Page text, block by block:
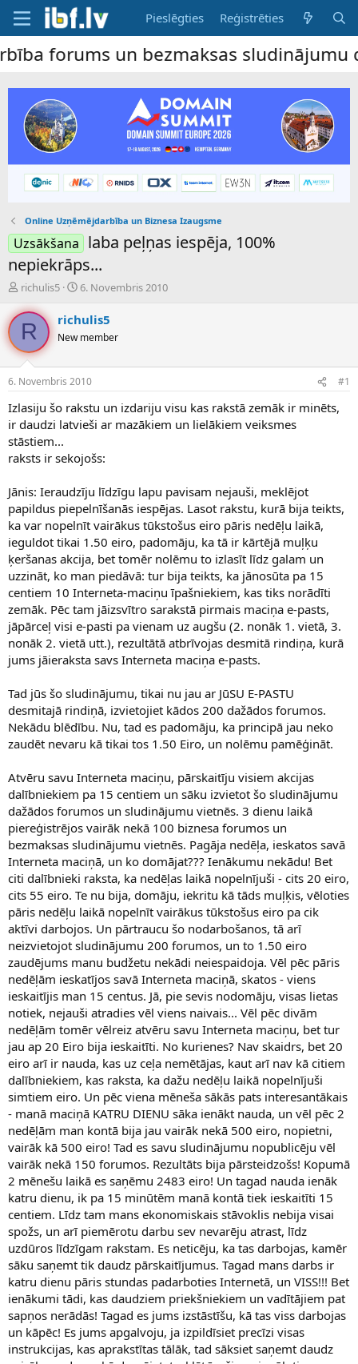
Pieslēgties Reģistrēties
un bezmaksas sludinājumu dēlis
Online Uzņēmējdarbība un Biznesa Izaugsme
Uzsākšana laba peļņas iespēja, 100%
nepiekrāps...
P
v
e
d
i
n
u
z
s
ā
ē
s
richulis5
S
k
m
a
u
m
6. Novembris 2010
R richulis5
New member
6. Novembris 2010 #1
Izlasiju šo rakstu un izdariju visu kas rakstā zemāk ir minēts,
ir daudzi latvieši ar mazākiem un lielākiem veiksmes
stāstiem...
raksts ir sekojošs:
Jānis: Ieraudzīju līdzīgu lapu pavisam nejauši, meklējot
papildus piepelnīšanās iespējas. Lasot rakstu, kurā bija teikts,
ka var nopelnīt vairākus tūkstošus eiro pāris nedēļu laikā,
ieguldot tikai 1.50 eiro, padomāju, ka tā ir kārtējā muļķu
ķeršanas akcija, bet tomēr nolēmu to izlasīt līdz galam un
uzzināt, ko man piedāvā: tur bija teikts, ka jānosūta pa 15
centiem 10 Interneta-maciņu īpašniekiem, kas tiks norādīti
zemāk. Pēc tam jāizsvītro sarakstā pirmais maciņa e-pasts,
jāpārceļ visi e-pasti pa vienam uz augšu (2. nonāk 1. vietā, 3.
nonāk 2. vietā utt.), rezultātā atbrīvojas desmitā rindiņa, kurā
jums jāieraksta savs Interneta maciņa e-pasts.
Tad jūs šo sludinājumu, tikai nu jau ar JūSU E-PASTU
desmitajā rindiņā, izvietojiet kādos 200 dažādos forumos.
Nekādu blēdību. Nu, tad es padomāju, ka principā jau neko
zaudēt nevaru kā tikai tos 1.50 Eiro, un nolēmu pamēģināt.
Atvēru savu Interneta maciņu, pārskaitīju visiem akcijas
dalībniekiem pa 15 centiem un sāku izvietot šo sludinājumu
dažādos forumos un sludinājumu vietnēs. 3 dienu laikā
piereģistrējos vairāk nekā 100 biznesa forumos un
bezmaksas sludinājumu vietnēs. Pagāja nedēļa, ieskatos savā
Interneta maciņā, un ko domājat??? Ienākumu nekādu! Bet
citi dalībnieki raksta, ka nedēļas laikā nopelnījuši - cits 20 eiro,
cits 55 eiro. Te nu bija, domāju, iekritu kā tāds muļķis, vēloties
pāris nedēļu laikā nopelnīt vairākus tūkstošus eiro pa cik
aktīvi darbojos. Un pārtraucu šo nodarbošanos, tā arī
neizvietojot sludinājumu 200 forumos, un to 1.50 eiro
zaudējums manu budžetu nekādi neiespaidoja. Vēl pēc pāris
nedēļām ieskatījos savā Interneta maciņā, skatos - viens
ieskaitījis man 15 centus. Jā, pie sevis nodomāju, visas lietas
notiek, nejauši atradies vēl viens naivais... Vēl pēc divām
nedēļām tomēr vēlreiz atvēru savu Interneta maciņu, bet tur
jau ap 20 Eiro bija ieskaitīti. No kurienes? Nav skaidrs, bet 20
eiro arī ir nauda, kas uz ceļa nemētājas, kaut arī nav kā citiem
dalībniekiem, kas raksta, ka dažu nedēļu laikā nopelnījuši
simtiem eiro. Un pēc viena mēneša sākās pats interesantākais
- manā maciņā KATRU DIENU sāka ienākt nauda, un vēl pēc 2
nedēļām man kontā bija jau vairāk nekā 500 eiro, nopietni,
vairāk kā 500 eiro! Tad es savu sludinājumu nopublicēju vēl
vairāk nekā 150 forumos. Rezultāts bija pārsteidzošs! Kopumā
2 mēnešu laikā es saņēmu 2483 eiro! Un tagad nauda ienāk
katru dienu, ik pa 15 minūtēm manā kontā tiek ieskaitīti 15
centiem. Līdz tam mans ekonomiskais stāvoklis nebija visai
spožs, un arī piemērotu darbu sev nevarēju atrast, līdz
uzdūros līdzīgam rakstam. Es neticēju, ka tas darbojas, kamēr
sāku saņemt tik daudz pārskaitījumus. Tagad mans darbs ir
katru dienu pāris stundas padarboties Internetā, un VISS!!! Bet
ienākumi tādi, kas daudziem priekšniekiem un vadītājiem pat
sapņos nerādās! Tagad es jums izstāstīšu, kā tas viss darbojas
un kāpēc! Es jums apgalvoju, ja izpildīsiet precīzi visas
instrukcijas, kas aprakstītas tālāk, tad sāksiet saņemt daudz